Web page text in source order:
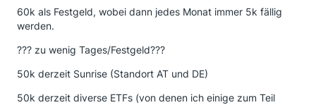
60k als Festgeld, wobei dann jedes Monat immer 5k fällig
werden.
??? zu wenig Tages/Festgeld???
50k derzeit Sunrise (Standort AT und DE)
50k derzeit diverse ETFs (von denen ich einige zum Teil